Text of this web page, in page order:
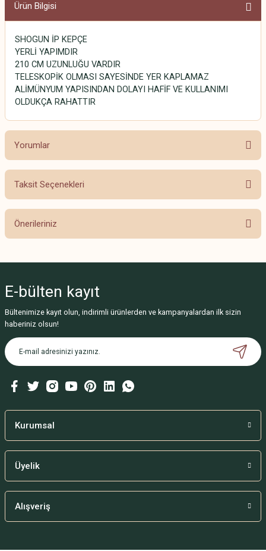
Ürün Bilgisi
SHOGUN İP KEPÇE
YERLİ YAPIMDIR
210 CM UZUNLUĞU VARDIR
TELESKOPİK OLMASI SAYESİNDE YER KAPLAMAZ
ALİMÜNYUM YAPISINDAN DOLAYI HAFİF VE KULLANIMI
OLDUKÇA RAHATTIR
Yorumlar
Bu ürüne ilk yorumu siz yapın!
Taksit Seçenekleri
Önerileriniz
Görüş ve önerileriniz için teşekkür ederiz.
Ürün resmi kalitesiz, bozuk veya görüntülenemiyor.
Ürün açıklamasında eksik bilgiler bulunuyor.
Ürün bilgilerinde hatalar bulunuyor.
Bu ürüne benzer farklı alternatifler olmalı.
E-bülten kayıt
Bültenimize kayıt olun, indirimli ürünlerden ve kampanyalardan ilk sizin
haberiniz olsun!
Kurumsal
Üyelik
Alışveriş